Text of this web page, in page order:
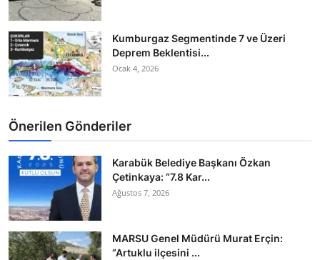
Kumburgaz Segmentinde 7 ve Üzeri
Deprem Beklentisi...
Ocak 4, 2026
Önerilen Gönderiler
Karabük Belediye Başkanı Özkan
Çetinkaya: “7.8 Kar...
Ağustos 7, 2026
MARSU Genel Müdürü Murat Erçin:
“Artuklu ilçesini ...